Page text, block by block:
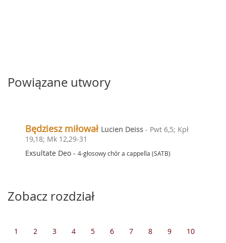
Powiązane utwory
Będziesz miłował Lucien Deiss - Pwt 6,5; Kpł
19,18; Mk 12,29-31
Exsultate Deo - 4-głosowy chór a cappella (SATB)
Zobacz rozdział
1 2 3 4 5 6 7 8 9
10